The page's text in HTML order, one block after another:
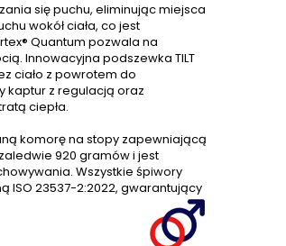
się puchu, eliminując miejsca
wokół ciała, co jest
Quantum pozwala na
Innowacyjna podszewka TILT
ciało z powrotem do
kaptur z regulacją oraz
ciepła.
komorę na stopy zapewniającą
920 gramów i jest
Wszystkie śpiwory
ISO 23537-2:2022, gwarantujący